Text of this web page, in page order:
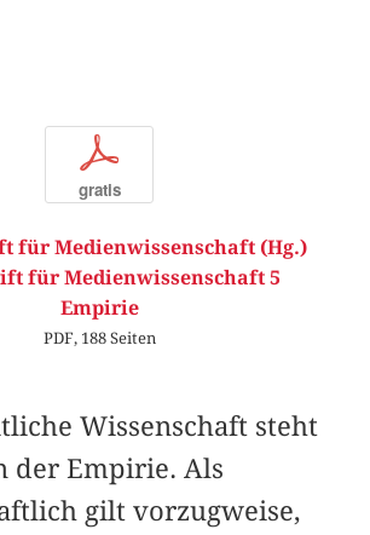
p
gratis
für Medienwissenschaft (Hg.)
für Medienwissenschaft 5
Empirie
PDF, 188 Seiten
Wissenschaft steht
der Empirie. Als
gilt vorzugweise,